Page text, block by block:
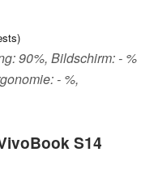
90%, Bildschirm: - %
- %,
S14